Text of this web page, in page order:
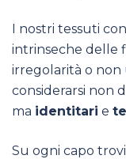
I nostri tessuti
intrinseche delle
irregolarità o non
considerarsi non
ma identitari e
Su ogni capo